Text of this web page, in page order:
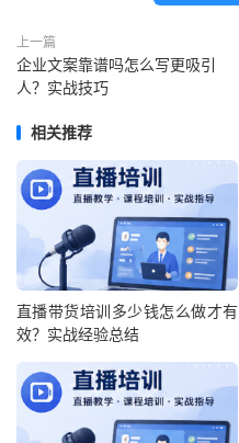
上一篇
企业文案靠谱吗怎么写更吸引
人？实战技巧
相关推荐
直播带货培训多少钱怎么做才有
效？实战经验总结